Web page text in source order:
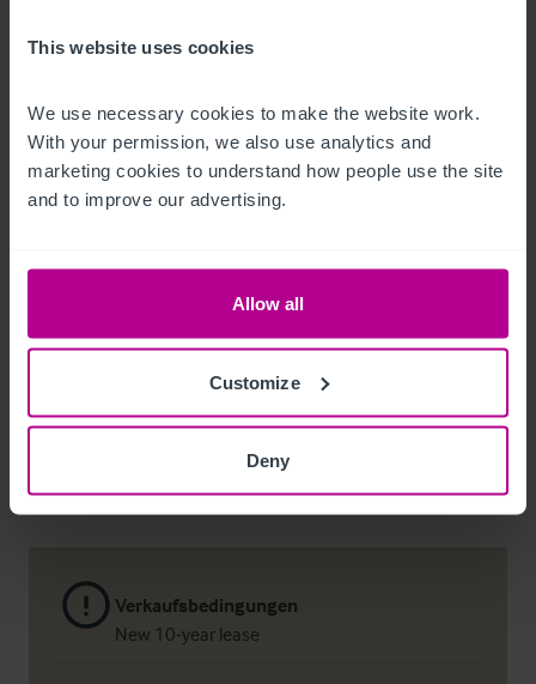
This website uses cookies
We use necessary cookies to make the website work.
With your permission, we also use analytics and
marketing cookies to understand how people use the site
and to improve our advertising.
Allow all
Customize
Deny
Verkaufsbedingungen
New 10-year lease
Regional Director – Pubs & Restaurants
richard.wood@christie.com
Kontakt